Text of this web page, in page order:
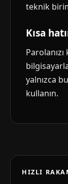
teknik
Kısa
yalnızca
kullanın.
HIZLI